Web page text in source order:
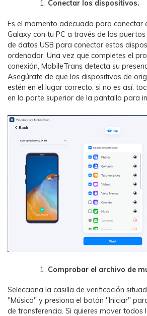
Conectar los dispositivos.
Es el momento adecuado para conectar
Galaxy con tu PC a través de los puertos
de datos USB para conectar estos
ordenador. Una vez que completes el
conexión, MobileTrans detecta su
Asegúrate de que los dispositivos de
estén en el lugar correcto, si no es así,
en la parte superior de la pantalla para
Comprobar el archivo de
Selecciona la casilla de verificación
"Música" y presiona el botón "Iniciar"
de transferencia. Si quieres mover todos